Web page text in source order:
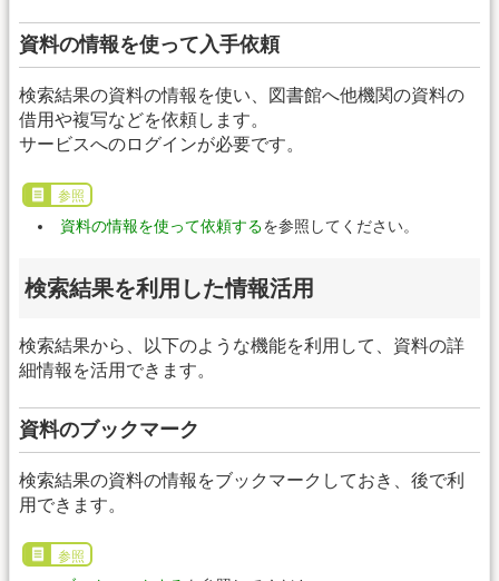
資料の情報を使って入手依頼
検索結果の資料の情報を使い、図書館へ他機関の資料の
借用や複写などを依頼します。
サービスへのログインが必要です。
参照
資料の情報を使って依頼するを参照してください。
検索結果を利用した情報活用
検索結果から、以下のような機能を利用して、資料の詳
細情報を活用できます。
資料のブックマーク
検索結果の資料の情報をブックマークしておき、後で利
用できます。
参照